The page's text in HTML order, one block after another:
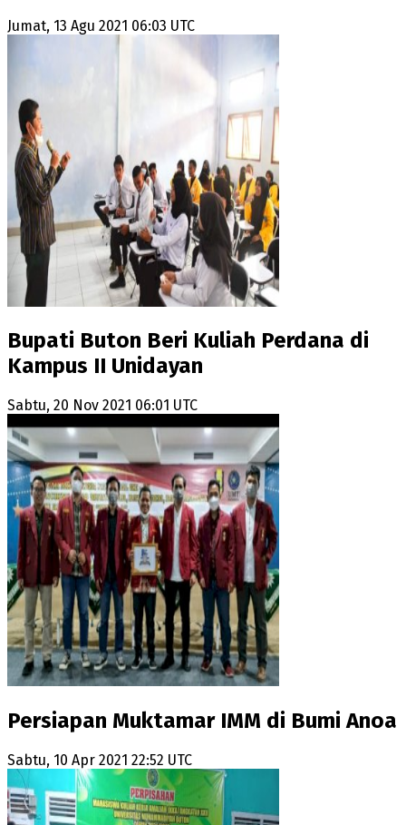
Jumat, 13 Agu 2021 06:03 UTC
Bupati Buton Beri Kuliah Perdana di
Kampus II Unidayan
Sabtu, 20 Nov 2021 06:01 UTC
Persiapan Muktamar IMM di Bumi Anoa
Sabtu, 10 Apr 2021 22:52 UTC